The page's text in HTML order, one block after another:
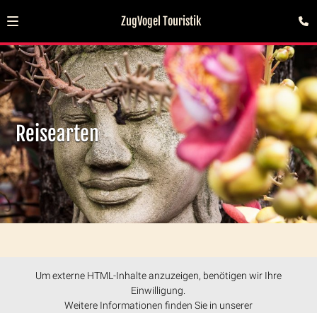
ZugVogel Touristik
Reisearten
Um externe HTML-Inhalte anzuzeigen, benötigen wir Ihre
Einwilligung.
Weitere Informationen finden Sie in unserer